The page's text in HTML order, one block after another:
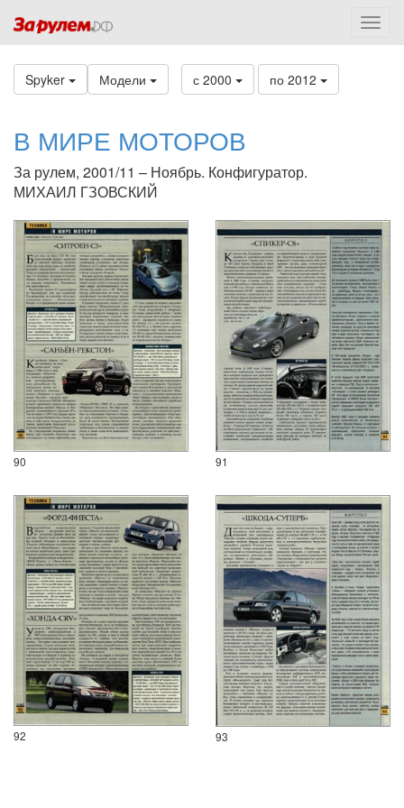
Spyker Модели с 2000 по 2012
В МИРЕ МОТОРОВ
За рулем, 2001/11 – Ноябрь. Конфигуратор.
МИХАИЛ ГЗОВСКИЙ
90 91
92 93